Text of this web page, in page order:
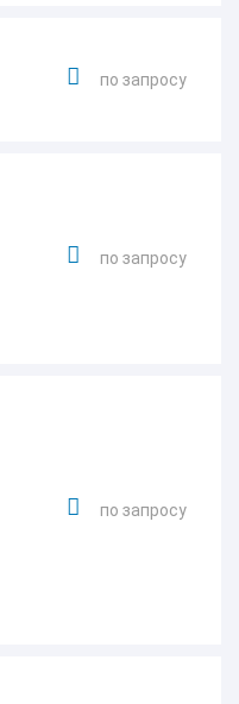
по запросу
по запросу
по запросу